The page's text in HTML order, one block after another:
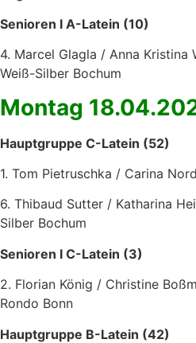
Senioren I A-Latein (10)
4. Marcel Glagla / Anna Kristina
Weiß-Silber Bochum
Montag
Hauptgruppe C-Latein (52)
1. Tom Pietruschka / Carina
6. Thibaud Sutter / Katharina
Silber Bochum
Senioren I C-Latein (3)
2. Florian König / Christine
Rondo Bonn
Hauptgruppe B-Latein (42)